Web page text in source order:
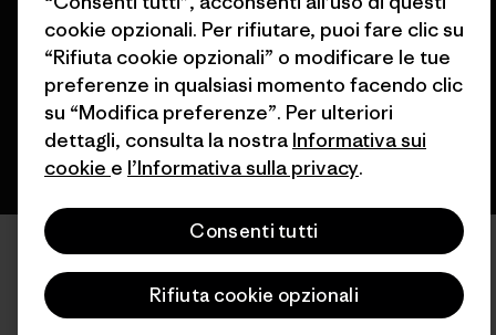
italiano
cookie opzionali. Per rifiutare, puoi fare clic su
“Rifiuta cookie opzionali” o modificare le tue
preferenze in qualsiasi momento facendo clic
su “Modifica preferenze”. Per ulteriori
dettagli, consulta la nostra Informativa sui
cookie e l’Informativa sulla privacy.
Consenti tutti
Rifiuta cookie opzionali